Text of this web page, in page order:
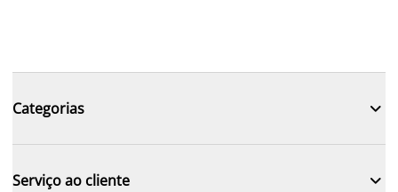
Categorias 
Serviço ao cliente 